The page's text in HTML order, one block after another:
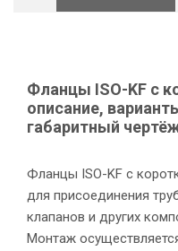
Фланцы ISO-KF с
описание,
габаритный
Фланцы ISO-KF с
для присоединения
клапанов и других
Монтаж